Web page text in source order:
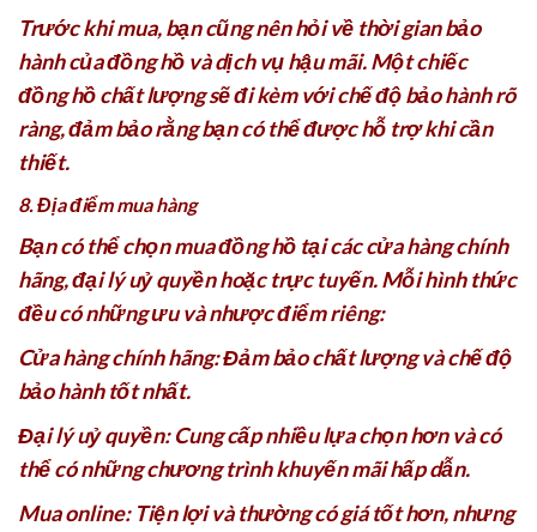
Trước khi mua, bạn cũng nên hỏi về thời gian bảo
hành của đồng hồ và dịch vụ hậu mãi. Một chiếc
đồng hồ chất lượng sẽ đi kèm với chế độ bảo hành rõ
ràng, đảm bảo rằng bạn có thể được hỗ trợ khi cần
thiết.
8. Địa điểm mua hàng
Bạn có thể chọn mua đồng hồ tại các cửa hàng chính
hãng, đại lý uỷ quyền hoặc trực tuyến. Mỗi hình thức
đều có những ưu và nhược điểm riêng:
Cửa hàng chính hãng: Đảm bảo chất lượng và chế độ
bảo hành tốt nhất.
Đại lý uỷ quyền: Cung cấp nhiều lựa chọn hơn và có
thể có những chương trình khuyến mãi hấp dẫn.
Mua online: Tiện lợi và thường có giá tốt hơn, nhưng